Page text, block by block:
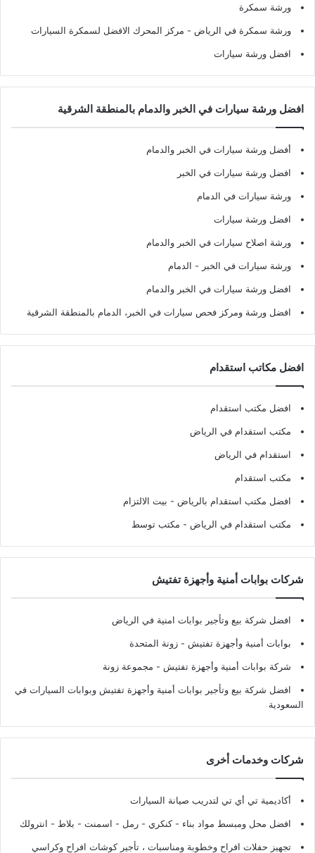
ورشة سمكرة
ورشة سمكرة في الرياض - مركز المحرك الافضل لسمكرة السيارات
افضل ورشة سيارات
افضل ورشة سيارات في الخبر والدمام بالمنطقة الشرقية
أفضل ورشة سيارات في الخبر والدمام
افضل ورشة سيارات في الخبر
ورشة سيارات في الدمام
افضل ورشة سيارات
ورشة اصلاح سيارات في الخبر والدمام
ورشة سيارات في الخبر - الدمام
افضل ورشة سيارات في الخبر والدمام
افضل ورشة ومركز فحص سيارات في الخبر، الدمام بالمنطقة الشرقية
افضل مكاتب استقدام
افضل مكتب استقدام
مكتب استقدام في الرياض
استقدام في الرياض
مكتب استقدام
افضل مكتب استقدام بالرياض - بيت الالتزام
مكتب استقدام في الرياض - مكتب توسط
شركات بوابات أمنية وأجهزة تفتيش
افضل شركة بيع وتأجير بوابات امنية في الرياض
بوابات أمنية وأجهزة تفتيش - زونة المتحدة
شركة بوابات أمنية وأجهزة تفتيش - مجموعة زونة
افضل شركة بيع وتأجير بوابات أمنية وأجهزة تفتيش وبوابات السيارات في
السعودية
شركات وخدمات أخرى
أكاديمية تي أي تي لتدريب صيانة السيارات
افضل محل ومبسط مواد بناء - كنكري - رمل - اسمنت - بلاط - انترولك
تجهيز حفلات افراح وخطوبة ومناسبات ، تأجير كوشات افراح وكراسي